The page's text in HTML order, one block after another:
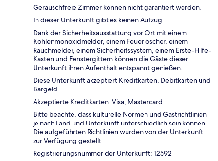
Geräuschfreie Zimmer können nicht garantiert werden.
In dieser Unterkunft gibt es keinen Aufzug.
Dank der Sicherheitsausstattung vor Ort mit einem
Kohlenmonoxidmelder, einem Feuerlöscher, einem
Rauchmelder, einem Sicherheitssystem, einem Erste-Hilfe-
Kasten und Fenstergittern können die Gäste dieser
Unterkunft ihren Aufenthalt entspannt genießen.
Diese Unterkunft akzeptiert Kreditkarten, Debitkarten und
Bargeld.
Akzeptierte Kreditkarten: Visa, Mastercard
Bitte beachte, dass kulturelle Normen und Gastrichtlinien
je nach Land und Unterkunft unterschiedlich sein können.
Die aufgeführten Richtlinien wurden von der Unterkunft
zur Verfügung gestellt.
Registrierungsnummer der Unterkunft: 12592